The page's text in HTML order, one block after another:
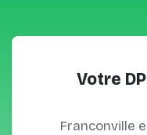
Votre
Franconville